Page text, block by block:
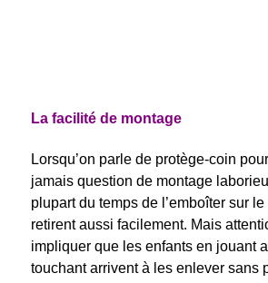
La facilité de montage
Lorsqu’on parle de protège-coin
jamais question de montage
plupart du temps de l’emboîter sur
retirent aussi facilement. Mais
impliquer que les enfants en jouant
touchant arrivent à les enlever sans